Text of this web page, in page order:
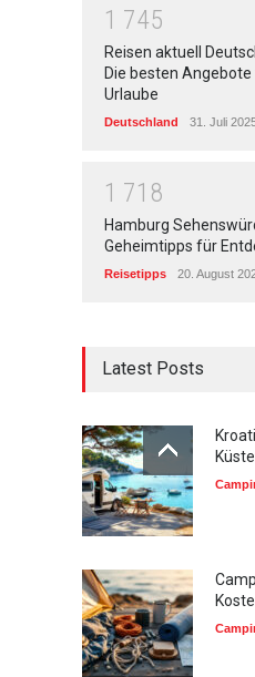
1 745
Reisen aktuell
Die besten
Urlaube
Deutschland 31. Juli
1 71 8
Hamburg
Geheimtipps für
Reisetipps 20. August
Latest Posts